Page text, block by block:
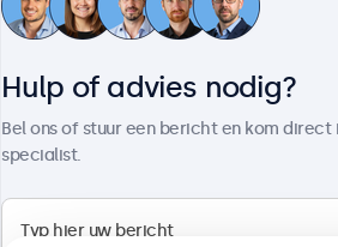
24 Inch Monitor Metaal
Artikelnummer:
Hulp of advies nodig?
Bel ons of stuur een bericht en kom
specialist.